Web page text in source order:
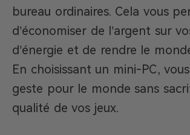
bureau ordinaires. Cela vous
d’économiser de l’argent sur
d’énergie et de rendre le
En choisissant un mini-PC,
geste pour le monde sans
qualité de vos jeux.